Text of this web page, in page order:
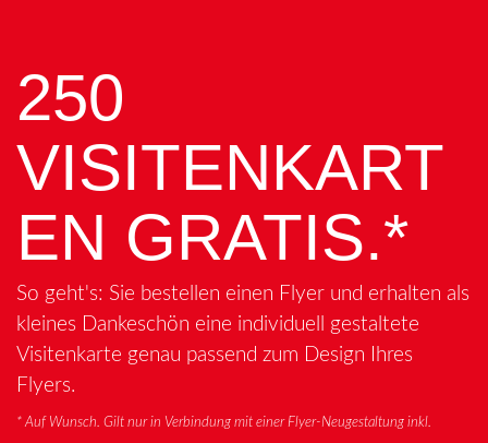
250
VISITENKART
EN GRATIS.*
So geht's: Sie bestellen einen Flyer und erhalten als
kleines Dankeschön eine individuell gestaltete
Visitenkarte genau passend zum Design Ihres
Flyers.
* Auf Wunsch. Gilt nur in Verbindung mit einer Flyer-Neugestaltung inkl.